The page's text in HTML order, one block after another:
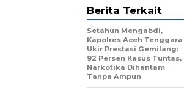
Berita Terkait
Setahun Mengabdi,
Kapolres Aceh Tenggara
Ukir Prestasi Gemilang:
92 Persen Kasus Tuntas,
Narkotika Dihantam
Tanpa Ampun